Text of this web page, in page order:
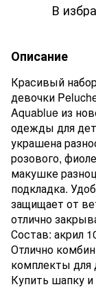
В
Описание
Красивый
девочки
Aquablue из
одежды для
украшена
розового,
макушке
подкладка.
защищает от
отлично
Состав: акрил
Отлично
комплекты для
Купить шапку